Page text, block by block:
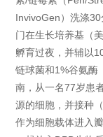
InvivoGen）洗涤
门在生长培养基（
孵育过夜，并辅以
链球菌和1%谷氨酶
南，从一名77岁患
源的细胞，并接种
作为细胞载体进入